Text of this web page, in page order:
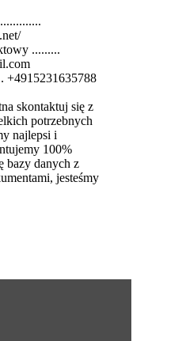
.........
+4915231635788
skontaktuj się z
potrzebnych
najlepsi i
100%
bazy danych z
jesteśmy